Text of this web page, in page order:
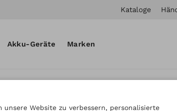
Kataloge
Akku-Geräte Marken
Website zu verbessern, personalisierte